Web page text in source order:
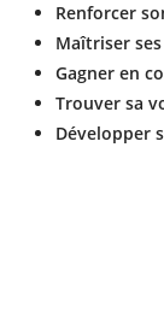
Renforcer
Maîtriser
Gagner en
Trouver sa
Développer